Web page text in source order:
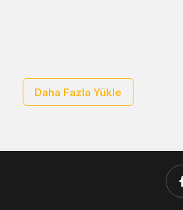
Daha Fazla Yükle